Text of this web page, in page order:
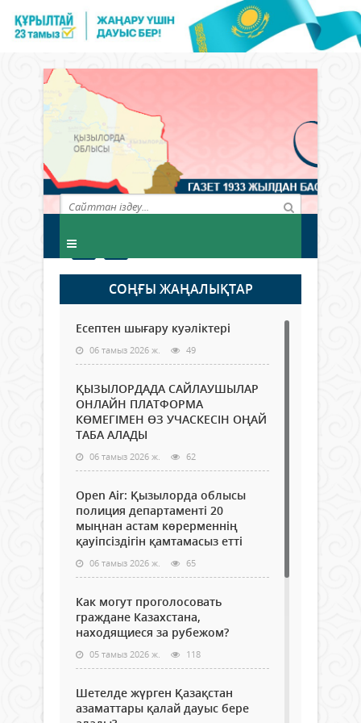
СОҢҒЫ ЖАҢАЛЫҚТАР
Есептен шығару куәліктері
06 тамыз 2026 ж. 49
ҚЫЗЫЛОРДАДА САЙЛАУШЫЛАР
ОНЛАЙН ПЛАТФОРМА
КӨМЕГІМЕН ӨЗ УЧАСКЕСІН ОҢАЙ
ТАБА АЛАДЫ
06 тамыз 2026 ж. 62
Open Air: Қызылорда облысы
полиция департаменті 20
мыңнан астам көрерменнің
қауіпсіздігін қамтамасыз етті
06 тамыз 2026 ж. 65
Как могут проголосовать
граждане Казахстана,
находящиеся за рубежом?
05 тамыз 2026 ж. 118
Шетелде жүрген Қазақстан
азаматтары қалай дауыс бере